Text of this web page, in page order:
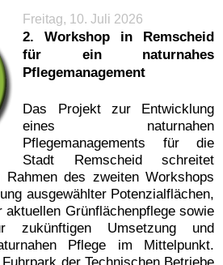
Freitag, 10. Juli 2026
2. Workshop in Remscheid
für ein naturnahes
Pflegemanagement
Das Projekt zur Entwicklung
eines naturnahen
Pflegemanagements für die
Stadt Remscheid schreitet
des zweiten Workshops
ausgewählter Potenzialflächen,
Grünflächenpflege sowie
zukünftigen Umsetzung und
Pflege im Mittelpunkt.
der Technischen Betriebe